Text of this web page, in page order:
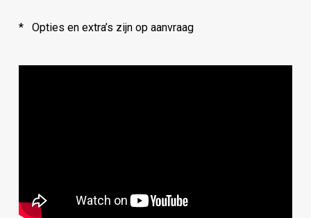
* Opties en extra’s zijn op aanvraag